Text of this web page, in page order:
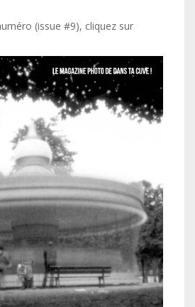
(issue #9), cliquez sur